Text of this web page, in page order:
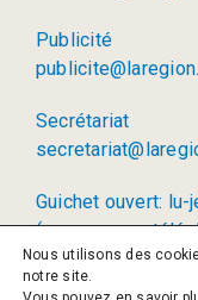
Publicité
Secrétariat
Guichet ouvert:
(permanence
17h00)
Nous utilisons des
notre site.